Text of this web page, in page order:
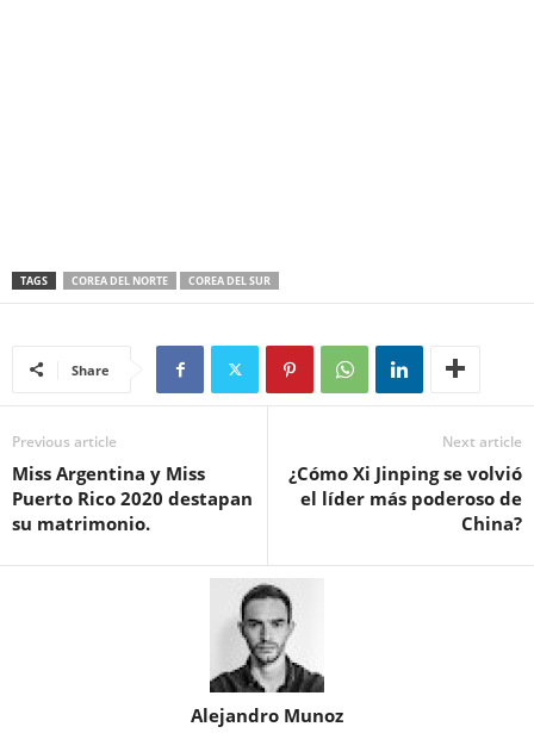
TAGS COREA DEL NORTE COREA DEL SUR
Share
Previous article
Miss Argentina y Miss
Puerto Rico 2020 destapan
su matrimonio.
Next article
¿Cómo Xi Jinping se volvió
el líder más poderoso de
China?
Alejandro Munoz